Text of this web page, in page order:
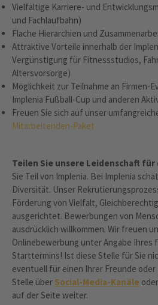
Vielfältige Karriere- und
und Fachlaufbahn)
Flache Hierarchien und
Attraktive Vorteile innerhalb der
Vergünstigung für Fitnessstudios,
Altersvorsorge)
Möglichkeit zur Teilnahme an Firmen-
Implenia Fußball-Cup und anderen
Freuen Sie sich auf unser
Mitarbeitenden-Paket
Teilen Sie unsere Leidenschaft für
Sie Teil von Implenia. Bei Implenia
Diversität. Unser
Förderung von Vielfalt,
ausgerichtet. Bewerbungen von
ausdrücklich willkommen. Wir freuen
Onlinebewerbung unter Angabe Ihres
Starttermins! Ist diese Stelle für Sie
eventuell für einen Ihrer Freunde
Stelle über Social-Media-Kanäle
auf der Seite weiter.